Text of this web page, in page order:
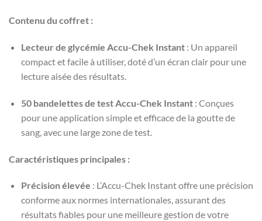
Contenu du coffret :
Lecteur de glycémie Accu-Chek Instant: Un appareil
compact et facile à utiliser, doté d’un écran clair pour une
lecture aisée des résultats.
50 bandelettes de test Accu-Chek Instant: Conçues
pour une application simple et efficace de la goutte de
sang, avec une large zone de test.
Caractéristiques principales :
Précision élevée : L’Accu-Chek Instant offre une précision
conforme aux normes internationales, assurant des
résultats fiables pour une meilleure gestion de votre